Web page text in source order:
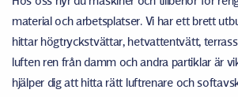
material och arbetsplatser. Vi har ett brett
hittar högtryckstvättar, hetvattentvätt,
luften ren från damm och andra partiklar är
hjälper dig att hitta rätt luftrenare och